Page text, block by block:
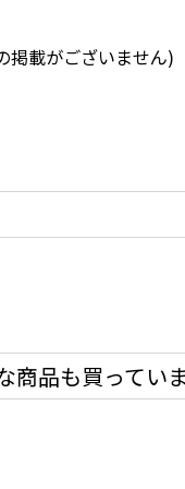
掲載がございません)
商品も買ってい